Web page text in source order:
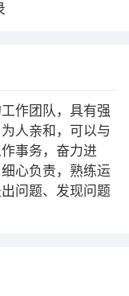
作团队，具有强
人亲和，可以与
事务，奋力进
心负责，熟练运
问题、发现问题